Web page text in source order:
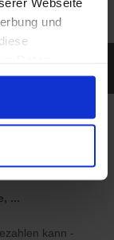
und
oder die sie
...
kann -